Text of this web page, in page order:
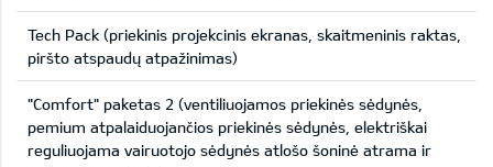
Tech Pack (priekinis projekcinis ekranas, skaitmeninis raktas,
piršto atspaudų atpažinimas)
"Comfort" paketas 2 (ventiliuojamos priekinės sėdynės,
pemium atpalaiduojančios priekinės sėdynės, elektriškai
reguliuojama vairuotojo sėdynės atlošo šoninė atrama ir